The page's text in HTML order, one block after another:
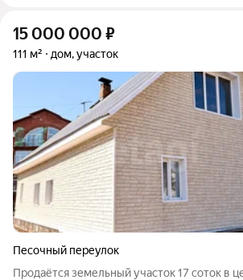
15 000 000 ₽
111 м² дом, участок
Песочный переулок
Продаётся земельный участок 17 соток в